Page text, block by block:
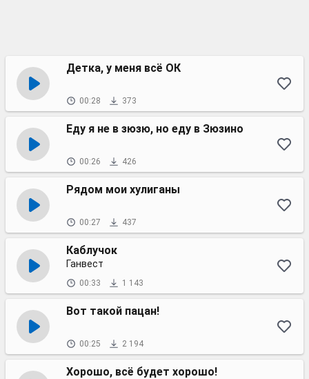
Детка, у меня всё ОК
00:28 373
Еду я не в зюзю, но еду в Зюзино
00:26 426
Рядом мои хулиганы
00:27 437
Каблучок
Ганвест
00:33 1 143
Вот такой пацан!
00:25 2 194
Хорошо, всё будет хорошо!